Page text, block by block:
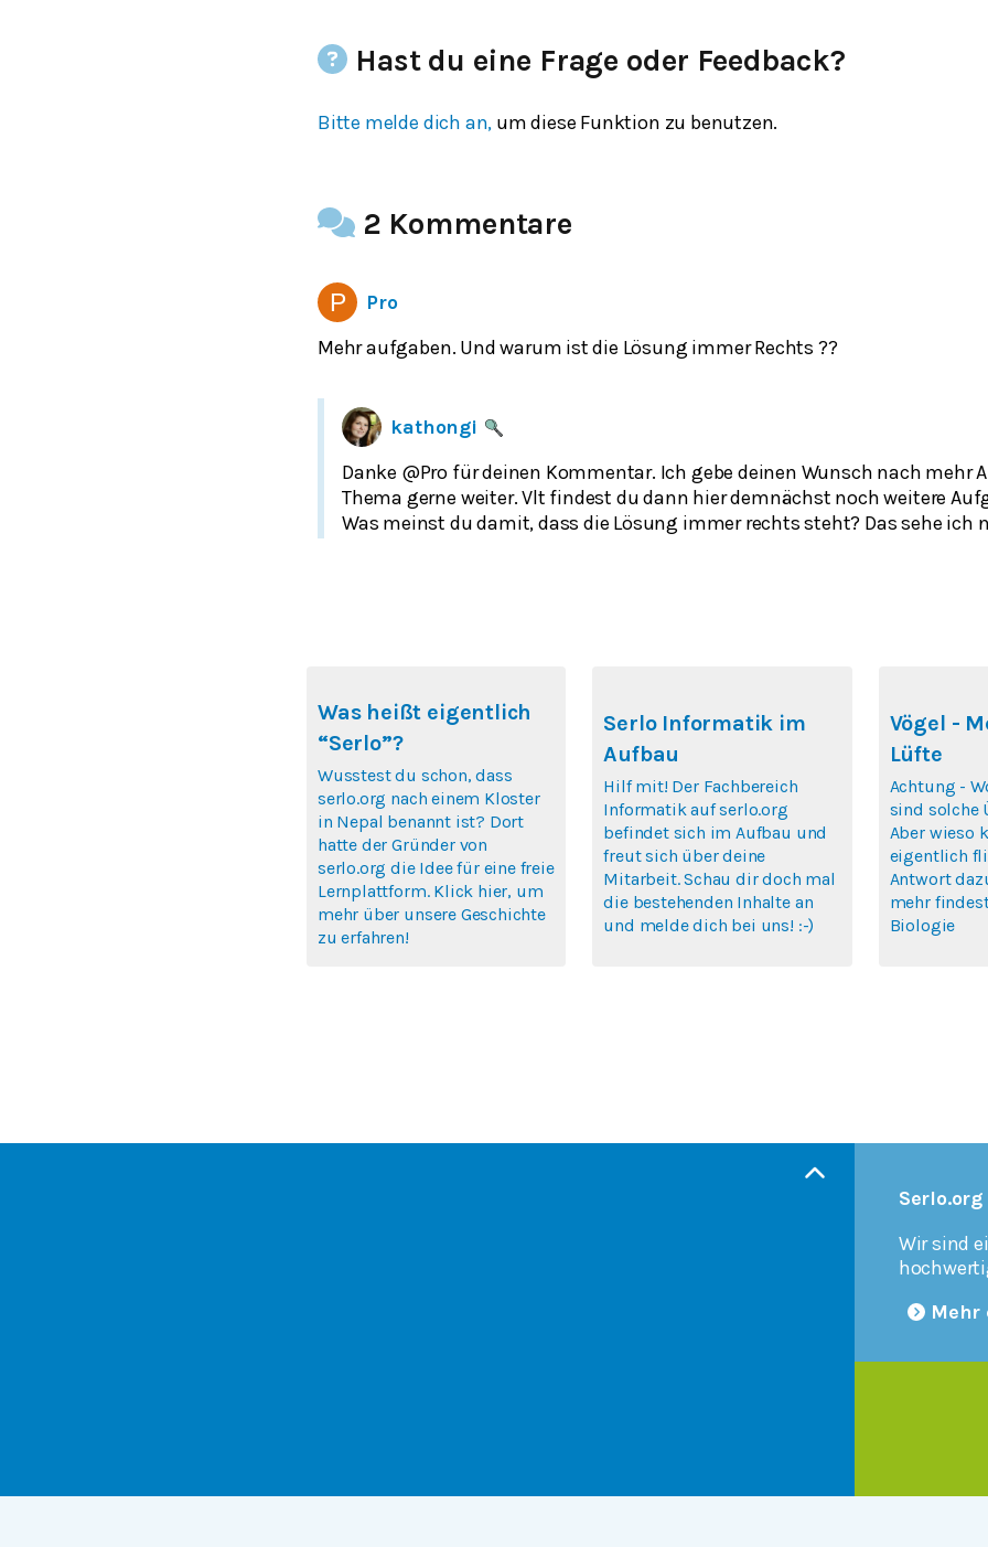
Hast du eine Frage oder Feedback?
Bitte melde dich an, um diese Funktion zu benutzen.
2 Kommentare
Pro
Mehr aufgaben. Und warum ist die Lösung immer Rechts ??
kathongi
Danke @Pro für deinen Kommentar. Ich gebe deinen Wunsch nach mehr
Thema gerne weiter. Vlt findest du dann hier demnächst noch weitere
Was meinst du damit, dass die Lösung immer rechts steht? Das sehe ich
Was heißt eigentlich
“Serlo”?
Wusstest du schon, dass
serlo.org nach einem Kloster
in Nepal benannt ist? Dort
hatte der Gründer von
serlo.org die Idee für eine freie
Lernplattform. Klick hier, um
mehr über unsere Geschichte
zu erfahren!
Serlo Informatik im
Aufbau
Hilf mit! Der Fachbereich
Informatik auf serlo.org
befindet sich im Aufbau und
freut sich über deine
Mitarbeit. Schau dir doch mal
die bestehenden Inhalte an
und melde dich bei uns! :-)
Vögel -
Lüfte
Achtung -
sind solche
Aber wieso
eigentlich
Antwort
mehr
Biologie
Wir sind
Mehr